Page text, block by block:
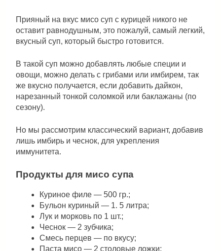
Прияный на вкус мисо суп с курицей никого не
оставит равнодушным, это пожалуй, самый легкий,
вкусный суп, который быстро готовится.
В такой суп можно добавлять любые специи и
овощи, можно делать с грибами или имбирем, так
же вкусно получается, если добавить дайкон,
нарезанный тонкой соломкой или баклажаны (по
сезону).
Но мы рассмотрим классический вариант, добавив
лишь имбирь и чеснок, для укрепления
иммунитета.
Продукты для мисо супа
Куриное филе — 500 гр.;
Бульон куриный — 1. 5 литра;
Лук и морковь по 1 шт.;
Чеснок — 2 зубчика;
Смесь перцев — по вкусу;
Паста мисо — 2 столовые ложки;